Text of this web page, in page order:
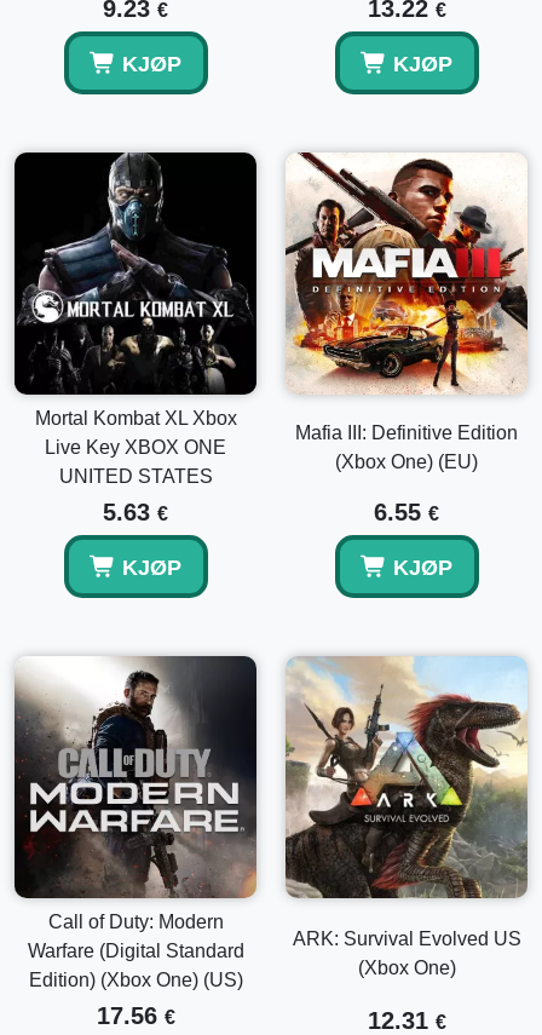
9.23 €
KJØP
13.22 €
KJØP
Mortal Kombat XL Xbox
Live Key XBOX ONE
UNITED STATES
5.63 €
KJØP
Mafia III: Definitive Edition
(Xbox One) (EU)
6.55 €
KJØP
Call of Duty: Modern
Warfare (Digital Standard
Edition) (Xbox One) (US)
17.56 €
ARK: Survival Evolved US
(Xbox One)
12.31 €